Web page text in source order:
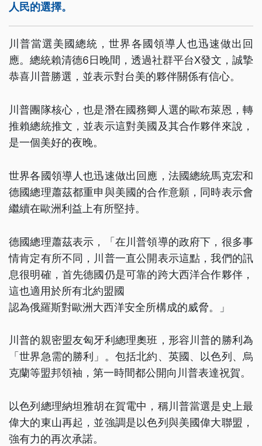
人民的選擇。
川普當選美國總統，世界各國領導人也迅速做出回
應。總統賴清德6日晚間，透過社群平台X發文，誠摯
恭喜川普勝選，並表示對台美的夥伴關係有信心。
川普團隊核心，也是潛在國務卿人選的歐布萊恩，轉
推賴總統推文，並表示這對美國及其合作夥伴來說，
是一個美好的夜晚。
世界各國領導人也迅速做出回應，法國總統馬克宏和
德國總理蕭茲都重申與美國的合作意願，同時表示會
繼續在歐洲利益上有所堅持。
德國總理蕭茲表示，「在川普領導的政府下，很多事
情肯定有所不同，川普一直公開表示這點，我們的訊
息很明確，首先德國仍是可靠的跨大西洋合作夥伴，
這也適用於所有北約盟國
認為俄羅斯對歐洲大西洋安全所構成的威脅。」
川普的親密盟友匈牙利總理奧班，形容川普的勝利為
「世界急需的勝利」。包括北約、英國、以色列、烏
克蘭等盟邦領袖，第一時間都公開向川普表達祝賀。
以色列總理納坦雅胡在賀電中，稱川普當選是史上最
偉大的東山再起，並強調是以色列與美國偉大聯盟，
強有力的再次承諾。